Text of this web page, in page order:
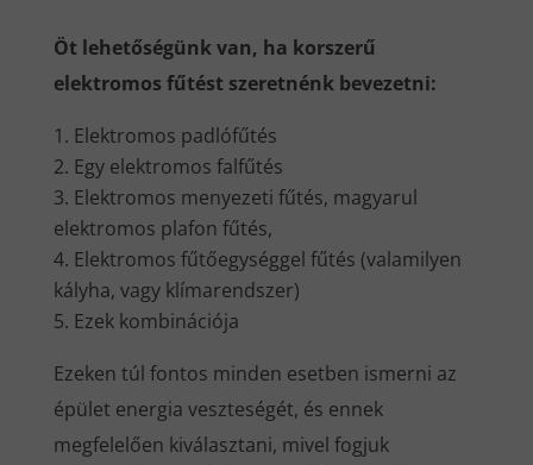
Öt lehetőségünk van, ha korszerű
elektromos fűtést szeretnénk bevezetni:
Elektromos padlófűtés
Egy elektromos falfűtés
Elektromos menyezeti fűtés, magyarul
elektromos plafon fűtés,
Elektromos fűtőegységgel fűtés (valamilyen
kályha, vagy klímarendszer)
Ezek kombinációja
Ezeken túl fontos minden esetben ismerni az
épület energia veszteségét, és ennek
megfelelően kiválasztani, mivel fogjuk